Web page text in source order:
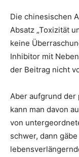
Die chinesischen
Absatz „Toxizität
keine
Inhibitor mit
der Beitrag nicht
Aber aufgrund der
kann man davon
von
schwer, dann